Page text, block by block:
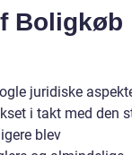
Boligkøb
juridiske
i takt med den
blev